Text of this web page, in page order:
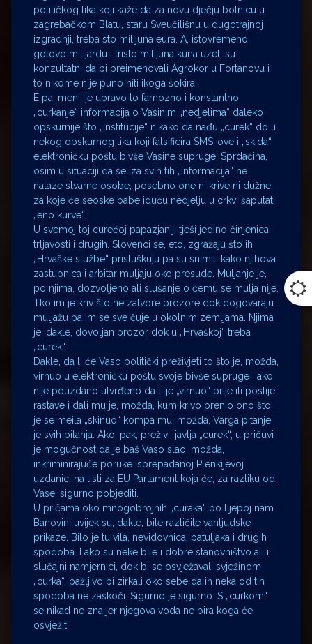
političkog lika koji kaže da za novu dječju bolnicu u
zagrebačkom Blatu, staru Sveučilišnu u dugotrajnoj
izgradnji, treba sto milijuna eura. A, istovremeno,
gotovo milijardu i tristo milijuna kuna uzeli su
konzultatni da bi preimenovali Agrokor u Fortanovu i
to nikome nije puno niti ikoga šokira.
E pa, meni, je upravo to famozno i konstantno
„curkanje“ informacija o Vasinim „nedjelima“ daleko
opskurnije što „institucije“ nikako da nađu „curek“ do li
nekog opskurnog lika koji falsificira SMS-ove i „skida“
elektroničku poštu bivše Vasine supruge. Sprdačina,
osim u situaciji da se iza svih tih „informacija“ ne
nalaze stvarne osobe, posebno one ni krive ni dužne,
za koje će seoske babe iduću nedjelju u crkvi šaputati
„eno kurve“.
U svemoj toj curećoj papazjaniji tješi jedino činjenica
trljavosti i drugih. Slovenci se, eto, zgražaju što ih
„Hrvaške službe“ prisluškuju pa su snimili kako njihova
zastupnica i arbitar muljaju oko presude. Muljanje je,
po njima, dozvoljeno ali slušanje o čemu se mulja nije.
Tko im je kriv što ne zatvore prozore dok dogovaraju
muljažu pa im se sve čuje u okolnim zemljama. Njima
je, dakle, dovoljan prozor dok u „Hrvaškoj“ treba
„curek“.
Dakle, da li će Vaso politički preživjeti to što je, možda,
virnuo u elektroničku poštu svoje bivše supruge i ako
nije pouzdano utvrđeno da li je „virnuo“ prije ili poslije
rastave i dali mu je, možda, kum krivo prenio ono što
je se meila „skinuo“ kompa mu, možda, Varga pitanje
je svih pitanja. Ako, pak, preživi, javlja „curek“, u pričuvi
je mogučnost da je baš Vaso slao, možda,
inkriminirajuće poruke isprepadanoj Plenkijevoj
uzdanici na listi za EU Parlament koja će, za razliku od
Vase, sigurno pobjediti.
U pričama oko mnogobrojnih „curaka“ po lijepoj nam
Banovini uvijek su, dakle, bile različite vanljudske
prikaze. Bilo je tu vila, nevidovnica, patuljaka i drugih
spodoba. I ako su neke bile i dobre stanovništvo ali i
slučajni namjernici, dok bi se osvježavali svježinom
„curka“, pažljivo bi zirkali oko sebe da ih neka od tih
spodoba ne zaskoči. Sigurno je sigurno. S „curkom“
se nikad ne zna jer njegova voda ne bira koga će
osvježiti.